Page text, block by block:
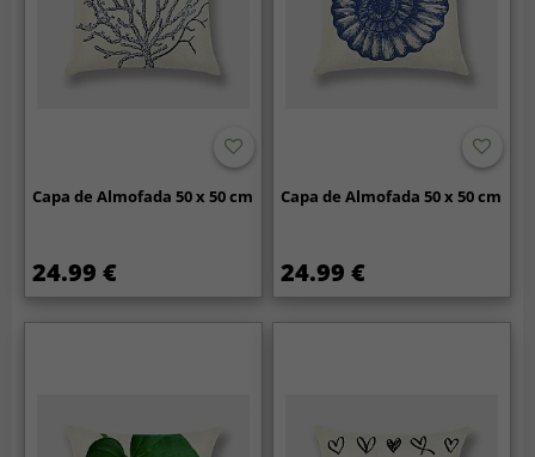
Capa de Almofada 50 x 50 cm
24.99 €
Capa de Almofada 50 x 50 cm
24.99 €